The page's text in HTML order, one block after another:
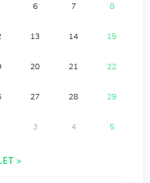
6 7 8
13 14 15
20 21 22
27 28 29
3 4 5
>